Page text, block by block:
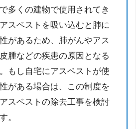
多くの建物で使用されてき
スベストを吸い込むと肺に
があるため、肺がんやアス
腫などの疾患の原因となる
もし自宅にアスベストが使
がある場合は、この制度を
スベストの除去工事を検討
。